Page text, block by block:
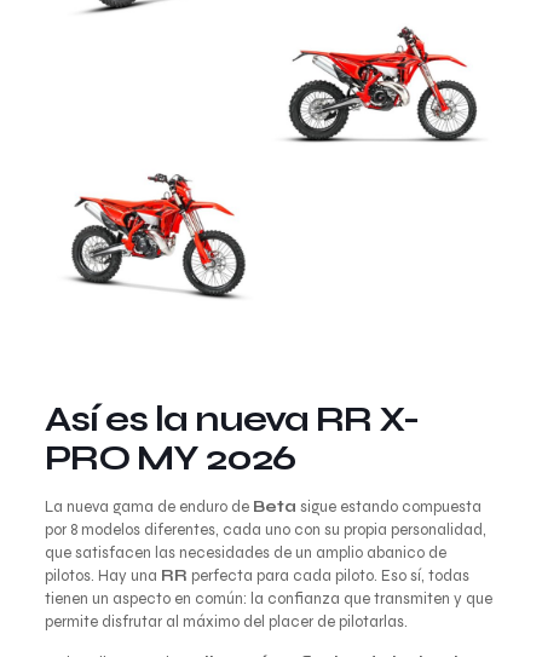
Así es la nueva RR X-
PRO MY 2026
La nueva gama de enduro de Beta sigue estando compuesta
por 8 modelos diferentes, cada uno con su propia personalidad,
que satisfacen las necesidades de un amplio abanico de
pilotos. Hay una RR perfecta para cada piloto. Eso sí, todas
tienen un aspecto en común: la confianza que transmiten y que
permite disfrutar al máximo del placer de pilotarlas.